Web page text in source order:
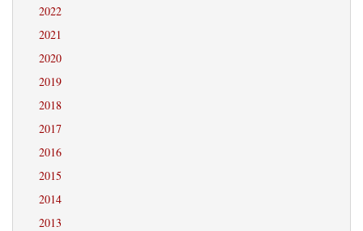
2022
2021
2020
2019
2018
2017
2016
2015
2014
2013